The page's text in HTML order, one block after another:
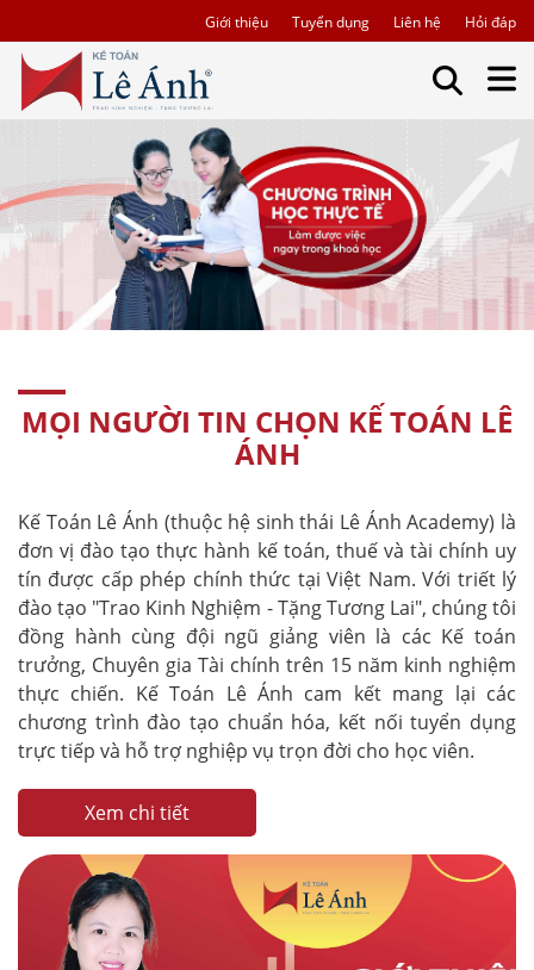
Giới thiệu Tuyển dụng Liên hệ Hỏi đáp
MỌI NGƯỜI TIN CHỌN KẾ TOÁN LÊ
ÁNH
Kế Toán Lê Ánh (thuộc hệ sinh thái Lê Ánh Academy) là
đơn vị đào tạo thực hành kế toán, thuế và tài chính uy
tín được cấp phép chính thức tại Việt Nam. Với triết lý
đào tạo "Trao Kinh Nghiệm - Tặng Tương Lai", chúng tôi
đồng hành cùng đội ngũ giảng viên là các Kế toán
trưởng, Chuyên gia Tài chính trên 15 năm kinh nghiệm
thực chiến. Kế Toán Lê Ánh cam kết mang lại các
chương trình đào tạo chuẩn hóa, kết nối tuyển dụng
trực tiếp và hỗ trợ nghiệp vụ trọn đời cho học viên.
Xem chi tiết